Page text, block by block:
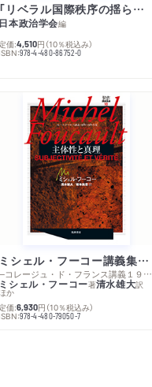
「リベラル国際秩序の揺らぎ」再考 年報政治学２０２６‐Ⅰ
日本政治学会編
価:4,510円 （10％税込み）
978-4-480-86752-0
ミシェル・フーコー講義集成１０ 主体性と真理
─コレージュ・ド・フランス講義１９８０－１９８１年度
ミシェル・フーコー著清水雄大訳
か
価:6,930円 （10％税込み）
978-4-480-79050-7